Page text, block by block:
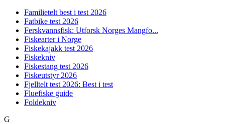
Familietelt best i test 2026
Fatbike test 2026
Ferskvannsfisk: Utforsk Norges Mangfo...
Fiskearter i Norge
Fiskekajakk test 2026
Fiskekniv
Fiskestang test 2026
Fiskeutstyr 2026
Fjelltelt test 2026: Best i test
Fluefiske guide
Foldekniv
G